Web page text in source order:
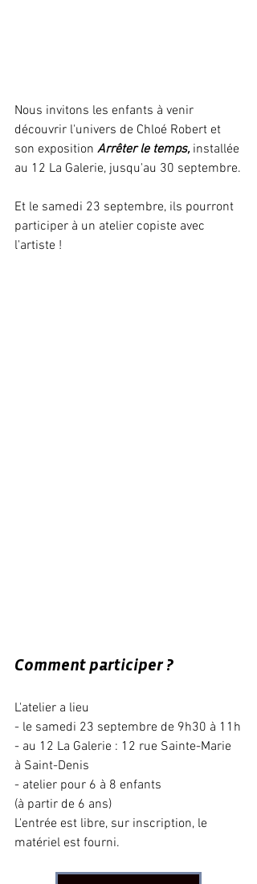
Nous invitons les enfants à venir
découvrir l'univers de Chloé Robert et
son exposition Arrêter le temps, installée
au 12 La Galerie, jusqu'au 30 septembre.
Et le samedi 23 septembre, ils pourront
participer à un atelier copiste avec
l'artiste !
Comment participer ?
L'atelier a lieu
- le samedi 23 septembre de 9h30 à 11h
- au 12 La Galerie : 12 rue Sainte-Marie
à Saint-Denis
- atelier pour 6 à 8 enfants
(à partir de 6 ans)
L'entrée est libre, sur inscription, le
matériel est fourni.